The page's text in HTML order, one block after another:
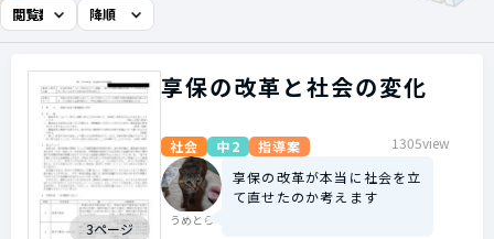
3ページ
享保の改革と社会の変化
社会 中2 指導案 1305view
うめとら
享保の改革が本当に社会を立
て直せたのか考えます